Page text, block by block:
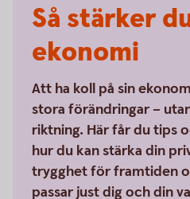
Så stärker
ekonomi
Att ha koll på sin
stora förändringar –
riktning. Här får du tips
hur du kan stärka din
trygghet för framtiden
passar just dig och din